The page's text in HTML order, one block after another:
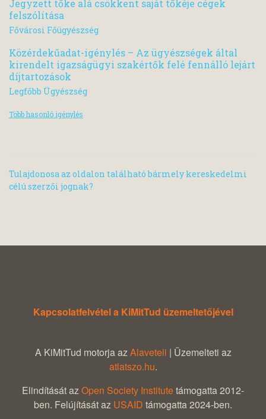
Jegyzett tőke alá csökkent saját tőkéje cégek
felszólítása
Fővárosi Főügyészség
Közérdekűadat-igénylés – Az ügyészségek által
kirendelt igazságügyi szakértők felé fennálló lejárt
díjtartozások
Legfőbb Ügyészség
Több hasonló igénylés
Tulajdonosa az oldalon található bármely kereskedelmi
célú szerzői jognak?
Kapcsolatfelvétel a KiMitTud üzemeltetőjével
A KiMitTud motorja azAlaveteli | Üzemelteti az
atlatszo.hu.
Elindítását azOpen Society Institutetámogatta 2012-
ben. Felújítását az USAID támogatta 2024-ben.